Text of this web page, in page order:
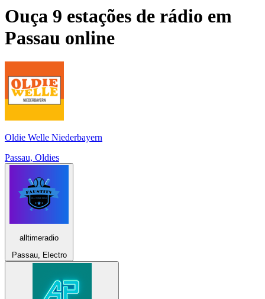
Ouça 9 estações de rádio em
Passau online
Oldie Welle Niederbayern
Passau, Oldies
alltimeradio
Passau, Electro